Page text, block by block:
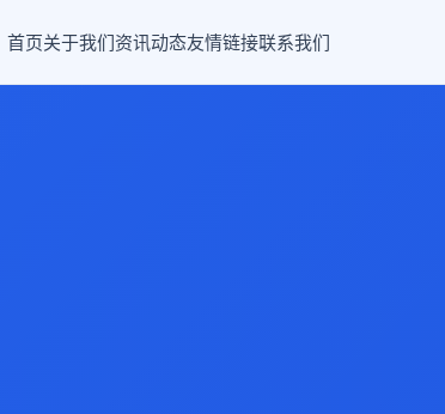
首页关于我们资讯动态友情链接联系我们